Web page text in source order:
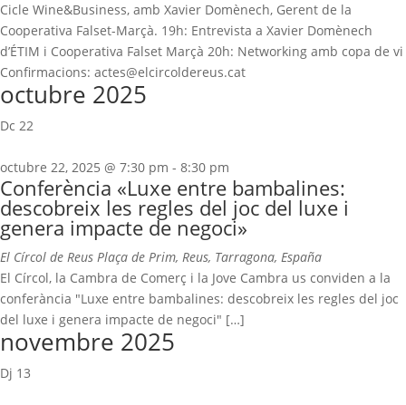
Cicle Wine&Business, amb Xavier Domènech, Gerent de la
Cooperativa Falset-Marçà. 19h: Entrevista a Xavier Domènech
d’ÉTIM i Cooperativa Falset Marçà 20h: Networking amb copa de vi
Confirmacions: actes@elcircoldereus.cat
octubre 2025
Dc 22
octubre 22, 2025 @ 7:30 pm - 8:30 pm
Conferència «Luxe entre bambalines:
descobreix les regles del joc del luxe i
genera impacte de negoci»
El Círcol de Reus Plaça de Prim, Reus, Tarragona, España
El Círcol, la Cambra de Comerç i la Jove Cambra us conviden a la
conferància "Luxe entre bambalines: descobreix les regles del joc
del luxe i genera impacte de negoci" […]
novembre 2025
Dj 13